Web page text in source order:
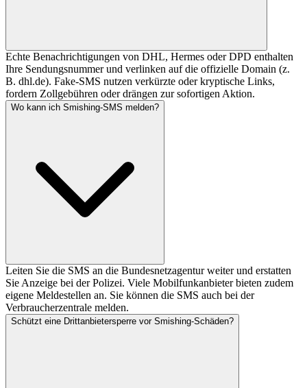
Echte Benachrichtigungen von DHL, Hermes oder DPD enthalten
Ihre Sendungsnummer und verlinken auf die offizielle Domain (z.
B. dhl.de). Fake-SMS nutzen verkürzte oder kryptische Links,
fordern Zollgebühren oder drängen zur sofortigen Aktion.
Wo kann ich Smishing-SMS melden?
Leiten Sie die SMS an die Bundesnetzagentur weiter und erstatten
Sie Anzeige bei der Polizei. Viele Mobilfunkanbieter bieten zudem
eigene Meldestellen an. Sie können die SMS auch bei der
Verbraucherzentrale melden.
Schützt eine Drittanbietersperre vor Smishing-Schäden?